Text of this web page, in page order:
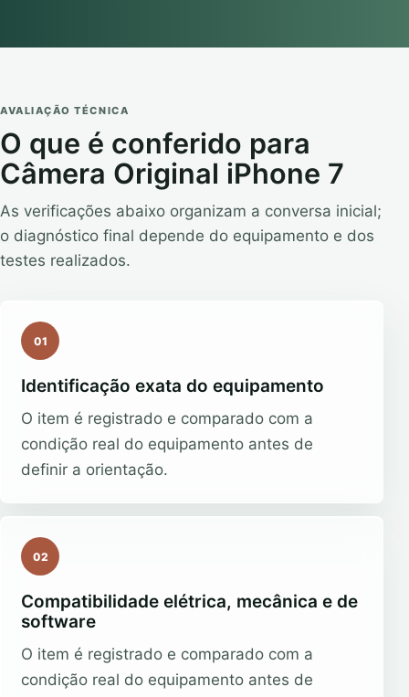
AVALIAÇÃO TÉCNICA
O que é conferido para
Câmera Original iPhone 7
As verificações abaixo organizam a conversa inicial;
o diagnóstico final depende do equipamento e dos
testes realizados.
01
Identificação exata do equipamento
O item é registrado e comparado com a
condição real do equipamento antes de
definir a orientação.
02
Compatibilidade elétrica, mecânica e de
software
O item é registrado e comparado com a
condição real do equipamento antes de